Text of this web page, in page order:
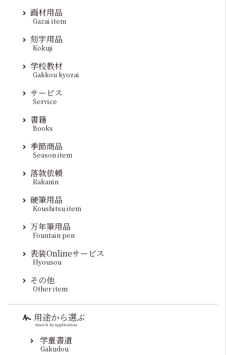
画材用品
Gazai item
刻字用品
Kokuji
学校教材
Gakkou kyozai
サービス
Service
書籍
Books
季節商品
Season item
落款依頼
Rakanin
硬筆用品
Koushitsu item
万年筆用品
Fountain pen
表装Onlineサービス
Hyousou
その他
Other item
用途から選ぶ
Search by application
学童書道
Gakudou